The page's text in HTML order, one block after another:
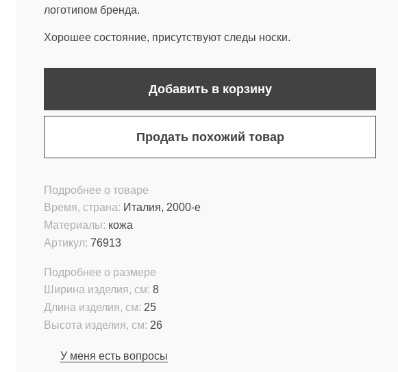
логотипом бренда.
Хорошее состояние, присутствуют следы носки.
Добавить в корзину
Продать похожий товар
Подробнее о товаре
Материалы: кожа
Время, страна: Италия, 2000-е
Артикул: 76913
Подробнее о размере
Высота изделия, см: 26
Длина изделия, см: 25
Ширина изделия, см: 8
У меня есть вопросы